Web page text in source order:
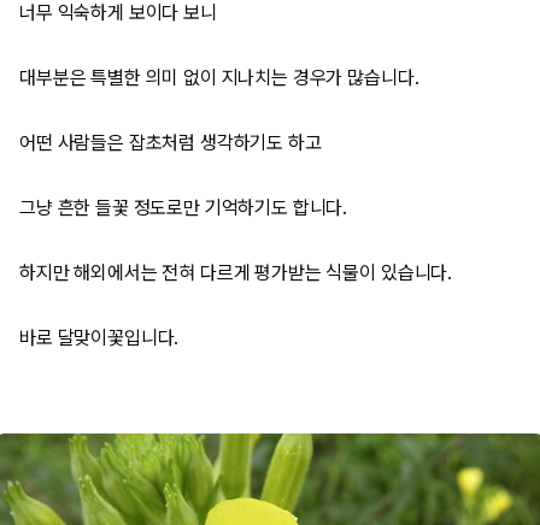
너무 익숙하게 보이다 보니
대부분은 특별한 의미 없이 지나치는 경우가 많습니다.
어떤 사람들은 잡초처럼 생각하기도 하고
그냥 흔한 들꽃 정도로만 기억하기도 합니다.
하지만 해외에서는 전혀 다르게 평가받는 식물이 있습니다.
바로 달맞이꽃입니다.